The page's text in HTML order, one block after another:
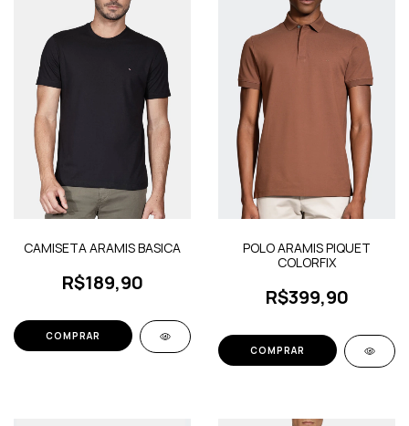
CAMISETA ARAMIS BASICA
R$189,90
COMPRAR
POLO ARAMIS PIQUET
COLORFIX
R$399,90
COMPRAR